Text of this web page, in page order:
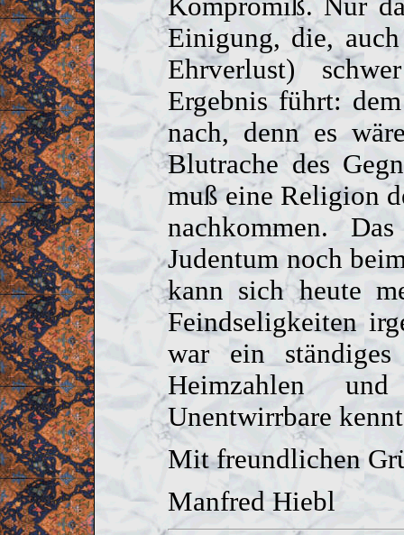
Kompromiß. Nur
Einigung, die,
Ehrverlust)
Ergebnis führt:
nach, denn es
Blutrache des
muß eine Religion
nachkommen.
Judentum noch
kann sich heute
Feindseligkeiten
war ein
Heimzahlen
Unentwirrbare
Mit freundlichen
Manfred Hiebl